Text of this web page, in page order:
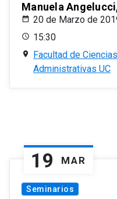
Manuela
20 de Marzo de
15:30
Facultad de
Administrativas UC
19 MAR
Seminarios